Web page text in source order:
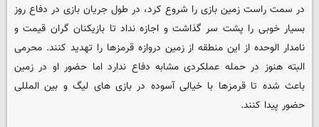
در سمت راست زمین بازی را شروع کرد، در طول جریان بازی در دفاع روز
بسیار خوبی را پشت سر گذاشت و اجازه نداد تا بازیکنان گران قیمت و
نامدار الوحده از این منطقه از زمین دروازه قرمزها را تهدید کنند. محرمی
البته هنوز در حمله عملکردی مشابه دفاع ندارد اما حضور او در زمین
باعث شده تا قرمزها با خیالی آسوده در بازی های لیگ و بین المللی
حضور پیدا کنند.